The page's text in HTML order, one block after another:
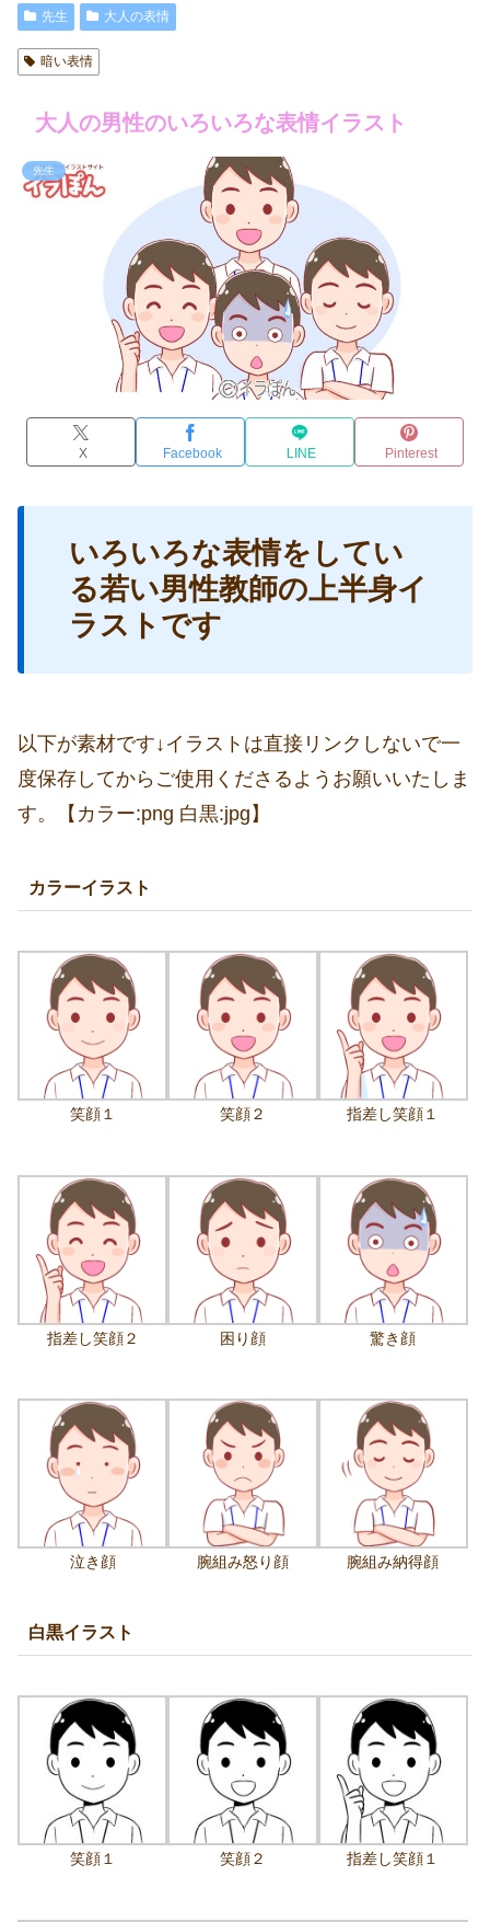
先生 大人の表情
暗い表情
大人の男性のいろいろな表情イラスト
先生
X Facebook LINE Pinterest
いろいろな表情をしてい
る若い男性教師の上半身イ
ラストです
以下が素材です↓イラストは直接リンクしないで一
度保存してからご使用くださるようお願いいたしま
す。【カラー:png 白黒:jpg】
カラーイラスト
笑顔１ 笑顔２ 指差し笑顔１
指差し笑顔２ 困り顔 驚き顔
泣き顔 腕組み怒り顔 腕組み納得顔
白黒イラスト
笑顔１ 笑顔２ 指差し笑顔１